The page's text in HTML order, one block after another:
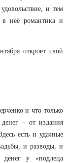
и тем
в неё романтика и
откроет свой
и что только
– от издания
есть и удачные
и разводы, и
денег у «подлеца